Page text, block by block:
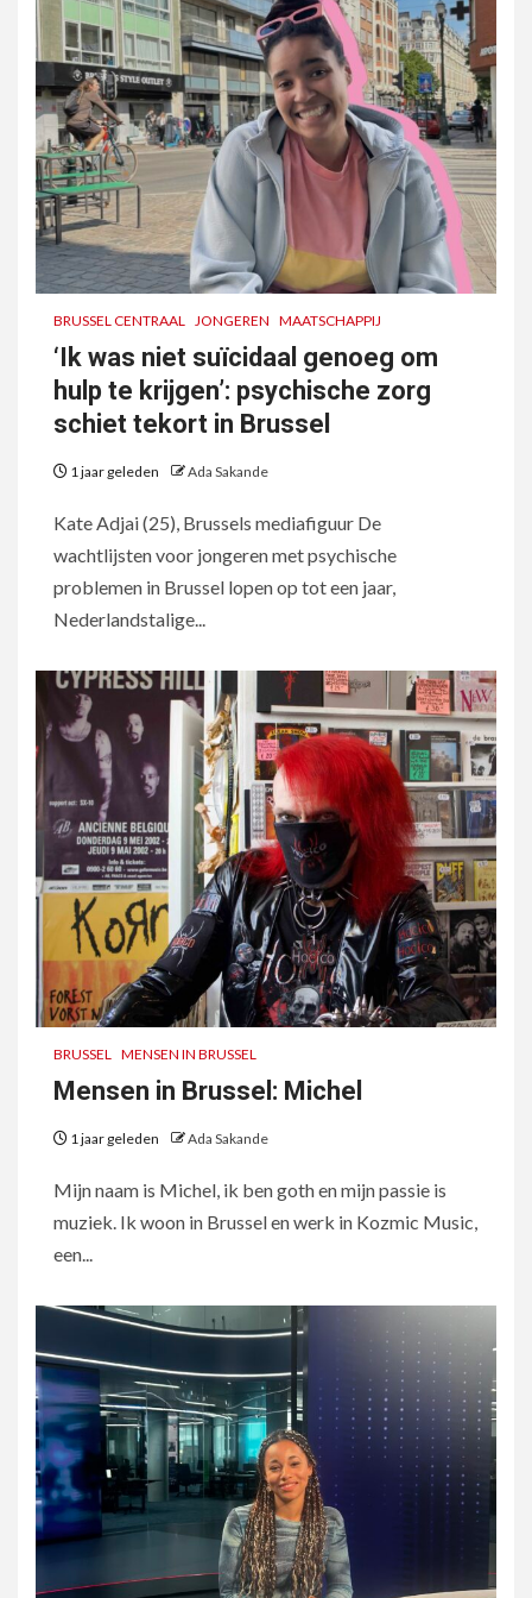
BRUSSEL CENTRAAL JONGEREN MAATSCHAPPIJ
‘Ik was niet suïcidaal genoeg om
hulp te krijgen’: psychische zorg
schiet tekort in Brussel
1 jaar geleden Ada Sakande
Kate Adjai (25), Brussels mediafiguur De
wachtlijsten voor jongeren met psychische
problemen in Brussel lopen op tot een jaar,
Nederlandstalige...
BRUSSEL MENSEN IN BRUSSEL
Mensen in Brussel: Michel
1 jaar geleden Ada Sakande
Mijn naam is Michel, ik ben goth en mijn passie is
muziek. Ik woon in Brussel en werk in Kozmic Music,
een...